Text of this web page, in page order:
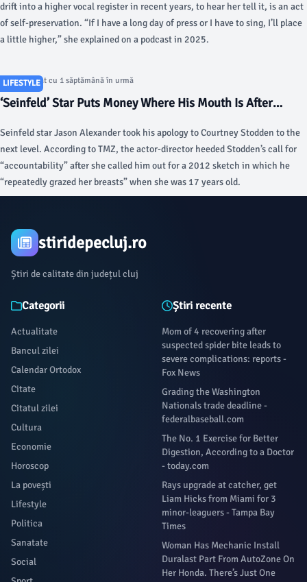
drift into a higher vocal register in recent years, to hear her tell it, is an act
of self-preservation. “If I have a long day of press or I have to sing, I’ll place
a little higher,” she explained on a podcast in 2025.
LIFESTYLE
Articol postat cu 1 săptămână în urmă
‘Seinfeld’ Star Puts Money Where His Mouth Is After
Seinfeld star Jason Alexander took his apology to Courtney Stodden to the
next level. According to TMZ, the actor-director heeded Stodden’s call for
“accountability” after she called him out for a 2012 sketch in which he
“repeatedly grazed her breasts” when she was 17 years old.
stiridepecluj.ro
Știri de calitate din județul cluj
Categorii
Actualitate
Bancul zilei
Calendar Ortodox
Citate
Citatul zilei
Cultura
Economie
Horoscop
La povești
Lifestyle
Politica
Sanatate
Social
Știri recente
Mom of 4 recovering after
suspected spider bite leads to
severe complications: reports -
Fox News
Grading the Washington
Nationals trade deadline -
federalbaseball.com
The No. 1 Exercise for Better
Digestion, According to a Doctor
- today.com
Rays upgrade at catcher, get
Liam Hicks from Miami for 3
minor-leaguers - Tampa Bay
Times
Woman Has Mechanic Install
Duralast Part From AutoZone On
Her Honda. There’s Just One